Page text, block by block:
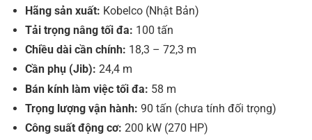
Hãng sản xuất: Kobelco (Nhật Bản)
Tải trọng nâng tối đa: 100 tấn
Chiều dài cần chính: 18,3 – 72,3 m
Cần phụ (Jib): 24,4 m
Bán kính làm việc tối đa: 58 m
Trọng lượng vận hành: 90 tấn (chưa tính đối trọng)
Công suất động cơ: 200 kW (270 HP)